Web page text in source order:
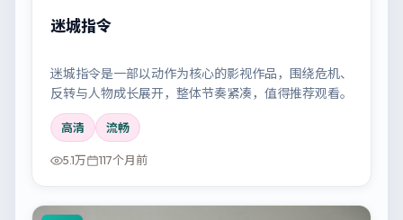
迷城指令
迷城指令是一部以动作为核心的影视作品，围绕危机、
反转与人物成长展开，整体节奏紧凑，值得推荐观看。
高清 流畅
5.1万 117个月前